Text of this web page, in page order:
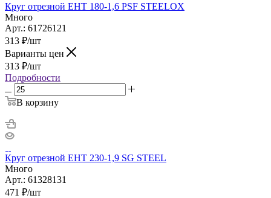
Круг отрезной ЕНТ 180-1,6 PSF STEELOX
Много
Арт.: 61726121
313 ₽/шт
Варианты цен
313 ₽/шт
Подробности
В корзину
Круг отрезной ЕНТ 230-1,9 SG STEEL
Много
Арт.: 61328131
471 ₽/шт